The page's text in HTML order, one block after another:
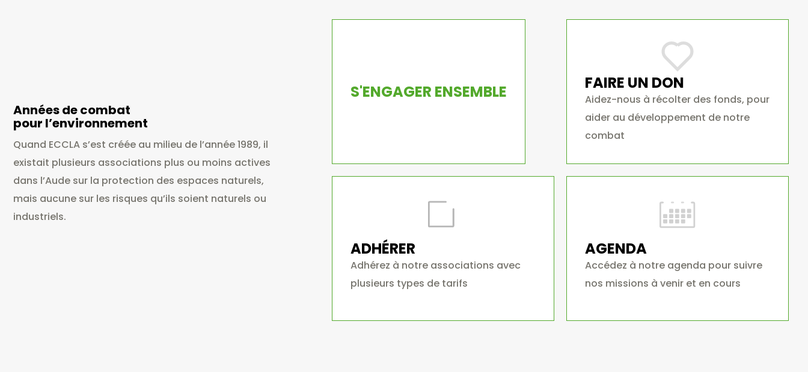
Années de combat
pour l’environnement
Quand ECCLA s’est créée au milieu de l’année 1989, il
existait plusieurs associations plus ou moins actives
dans l’Aude sur la protection des espaces naturels,
mais aucune sur les risques qu’ils soient naturels ou
industriels.
S'ENGAGER ENSEMBLE
ADHÉRER
Adhérez à notre associations avec
plusieurs types de tarifs
FAIRE UN DON
Aidez-nous à récolter des fonds, pour
aider au développement de notre
combat
AGENDA
Accédez à notre agenda pour suivre
nos missions à venir et en cours